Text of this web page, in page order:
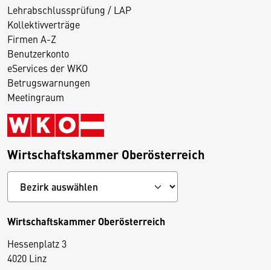
Lehrabschlussprüfung / LAP
Kollektivverträge
Firmen A-Z
Benutzerkonto
eServices der WKO
Betrugswarnungen
Meetingraum
Wirtschaftskammer Oberösterreich
Wirtschaftskammer Oberösterreich
Hessenplatz 3
4020 Linz